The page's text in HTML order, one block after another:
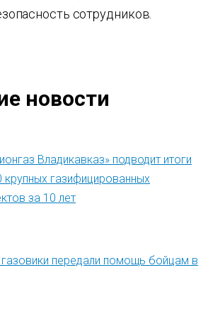
сотрудников.
новости
Владикавказ» подводит итоги
крупных газифицированных
за 10 лет
газовики передали помощь бойцам в